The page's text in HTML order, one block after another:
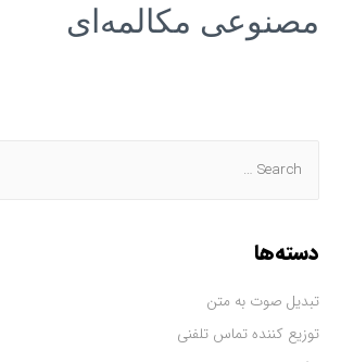
دسته‌ها
تبدیل صوت به متن
توزیع کننده تماس تلفنی
مصنوعی مکالمه‌ای